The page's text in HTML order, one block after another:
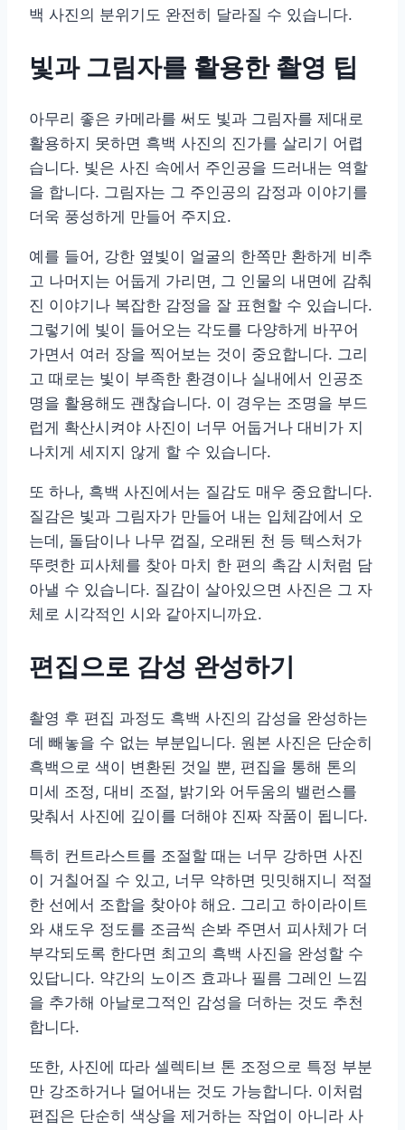
백 사진의 분위기도 완전히 달라질 수 있습니다.
빛과 그림자를 활용한 촬영 팁
아무리 좋은 카메라를 써도 빛과 그림자를 제대로
활용하지 못하면 흑백 사진의 진가를 살리기 어렵
습니다. 빛은 사진 속에서 주인공을 드러내는 역할
을 합니다. 그림자는 그 주인공의 감정과 이야기를
더욱 풍성하게 만들어 주지요.
예를 들어, 강한 옆빛이 얼굴의 한쪽만 환하게 비추
고 나머지는 어둡게 가리면, 그 인물의 내면에 감춰
진 이야기나 복잡한 감정을 잘 표현할 수 있습니다.
그렇기에 빛이 들어오는 각도를 다양하게 바꾸어
가면서 여러 장을 찍어보는 것이 중요합니다. 그리
고 때로는 빛이 부족한 환경이나 실내에서 인공조
명을 활용해도 괜찮습니다. 이 경우는 조명을 부드
럽게 확산시켜야 사진이 너무 어둡거나 대비가 지
나치게 세지지 않게 할 수 있습니다.
또 하나, 흑백 사진에서는 질감도 매우 중요합니다.
질감은 빛과 그림자가 만들어 내는 입체감에서 오
는데, 돌담이나 나무 껍질, 오래된 천 등 텍스처가
뚜렷한 피사체를 찾아 마치 한 편의 촉감 시처럼 담
아낼 수 있습니다. 질감이 살아있으면 사진은 그 자
체로 시각적인 시와 같아지니까요.
편집으로 감성 완성하기
촬영 후 편집 과정도 흑백 사진의 감성을 완성하는
데 빼놓을 수 없는 부분입니다. 원본 사진은 단순히
흑백으로 색이 변환된 것일 뿐, 편집을 통해 톤의
미세 조정, 대비 조절, 밝기와 어두움의 밸런스를
맞춰서 사진에 깊이를 더해야 진짜 작품이 됩니다.
특히 컨트라스트를 조절할 때는 너무 강하면 사진
이 거칠어질 수 있고, 너무 약하면 밋밋해지니 적절
한 선에서 조합을 찾아야 해요. 그리고 하이라이트
와 섀도우 정도를 조금씩 손봐 주면서 피사체가 더
부각되도록 한다면 최고의 흑백 사진을 완성할 수
있답니다. 약간의 노이즈 효과나 필름 그레인 느낌
을 추가해 아날로그적인 감성을 더하는 것도 추천
합니다.
또한, 사진에 따라 셀렉티브 톤 조정으로 특정 부분
만 강조하거나 덜어내는 것도 가능합니다. 이처럼
편집은 단순히 색상을 제거하는 작업이 아니라 사